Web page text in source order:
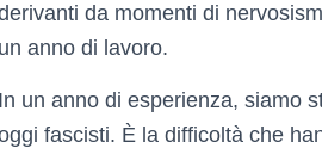
da momenti di
un anno di lavoro.
In un anno di esperienza, siamo
fascisti. È la difficoltà che